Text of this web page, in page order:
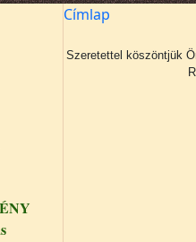
Címlap
Szeretettel köszöntjük